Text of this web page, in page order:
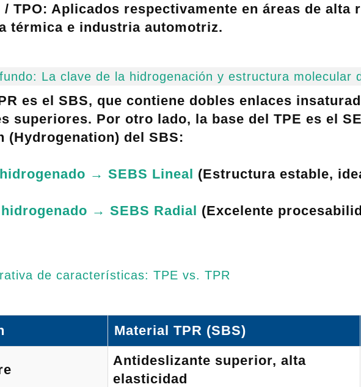
/ TPO: Aplicados respectivamente en áreas de alta
térmica e industria automotriz.
La clave de la hidrogenación y estructura molecular
es el SBS, que contiene dobles enlaces
superiores. Por otro lado, la base delTPE es el
(Hydrogenation) del SBS:
→ SEBS Lineal (Estructura estable,
→ SEBS Radial (Excelente
de características: TPE vs. TPR
Material TPR (SBS)
Antideslizante superior, alta
elasticidad